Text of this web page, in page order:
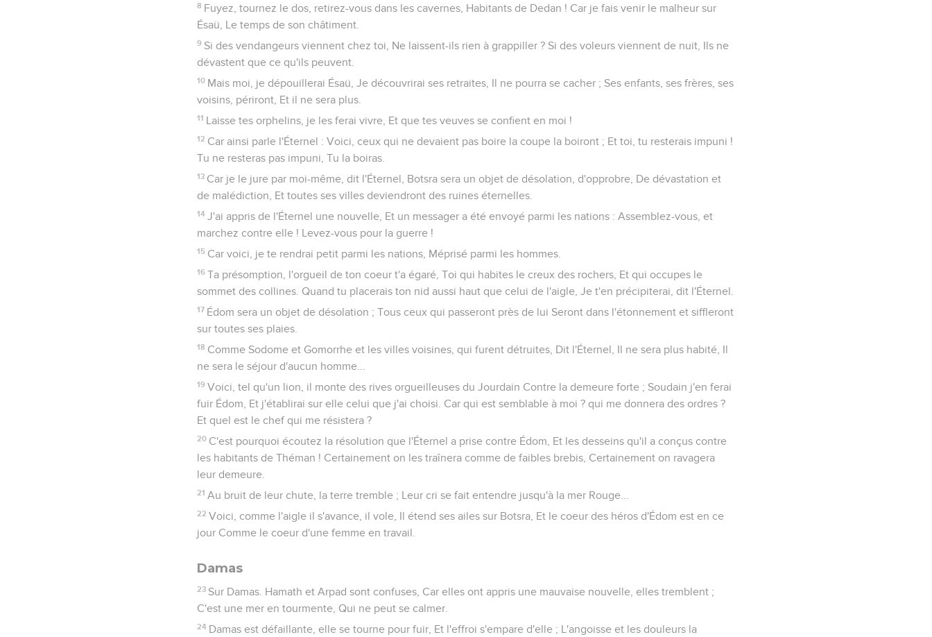
8 Fuyez, tournez le dos, retirez-vous dans les cavernes, Habitants de Dedan ! Car je fais venir le malheur sur
Ésaü, Le temps de son châtiment.
9 Si des vendangeurs viennent chez toi, Ne laissent-ils rien à grappiller ? Si des voleurs viennent de nuit, Ils ne
dévastent que ce qu'ils peuvent.
10 Mais moi, je dépouillerai Ésaü, Je découvrirai ses retraites, Il ne pourra se cacher ; Ses enfants, ses frères, ses
voisins, périront, Et il ne sera plus.
11 Laisse tes orphelins, je les ferai vivre, Et que tes veuves se confient en moi !
12 Car ainsi parle l'Éternel : Voici, ceux qui ne devaient pas boire la coupe la boiront ; Et toi, tu resterais impuni !
Tu ne resteras pas impuni, Tu la boiras.
13 Car je le jure par moi-même, dit l'Éternel, Botsra sera un objet de désolation, d'opprobre, De dévastation et
de malédiction, Et toutes ses villes deviendront des ruines éternelles.
14 J'ai appris de l'Éternel une nouvelle, Et un messager a été envoyé parmi les nations : Assemblez-vous, et
marchez contre elle ! Levez-vous pour la guerre !
15 Car voici, je te rendrai petit parmi les nations, Méprisé parmi les hommes.
16 Ta présomption, l'orgueil de ton coeur t'a égaré, Toi qui habites le creux des rochers, Et qui occupes le
sommet des collines. Quand tu placerais ton nid aussi haut que celui de l'aigle, Je t'en précipiterai, dit l'Éternel.
17 Édom sera un objet de désolation ; Tous ceux qui passeront près de lui Seront dans l'étonnement et siffleront
sur toutes ses plaies.
18 Comme Sodome et Gomorrhe et les villes voisines, qui furent détruites, Dit l'Éternel, Il ne sera plus habité, Il
ne sera le séjour d'aucun homme...
19 Voici, tel qu'un lion, il monte des rives orgueilleuses du Jourdain Contre la demeure forte ; Soudain j'en ferai
fuir Édom, Et j'établirai sur elle celui que j'ai choisi. Car qui est semblable à moi ? qui me donnera des ordres ?
Et quel est le chef qui me résistera ?
20 C'est pourquoi écoutez la résolution que l'Éternel a prise contre Édom, Et les desseins qu'il a conçus contre
les habitants de Théman ! Certainement on les traînera comme de faibles brebis, Certainement on ravagera
leur demeure.
21 Au bruit de leur chute, la terre tremble ; Leur cri se fait entendre jusqu'à la mer Rouge...
22 Voici, comme l'aigle il s'avance, il vole, Il étend ses ailes sur Botsra, Et le coeur des héros d'Édom est en ce
jour Comme le coeur d'une femme en travail.
Damas
23 Sur Damas. Hamath et Arpad sont confuses, Car elles ont appris une mauvaise nouvelle, elles tremblent ;
C'est une mer en tourmente, Qui ne peut se calmer.
24 Damas est défaillante, elle se tourne pour fuir, Et l'effroi s'empare d'elle ; L'angoisse et les douleurs la